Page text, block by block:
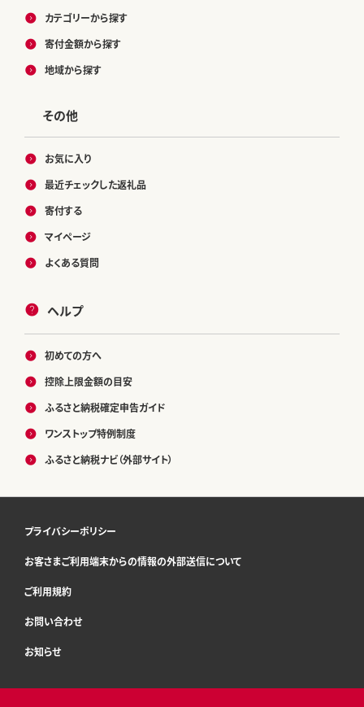
カテゴリーから探す
寄付金額から探す
地域から探す
その他
お気に入り
最近チェックした返礼品
寄付する
マイページ
よくある質問
ヘルプ
初めての方へ
控除上限金額の目安
ふるさと納税確定申告ガイド
ワンストップ特例制度
ふるさと納税ナビ（外部サイト）
プライバシーポリシー
お客さまご利用端末からの情報の外部送信について
ご利用規約
お問い合わせ
お知らせ